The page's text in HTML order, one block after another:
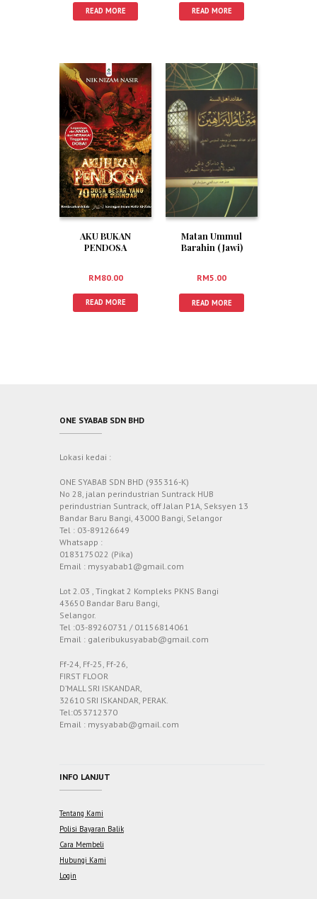
READ MORE READ MORE
AKU BUKAN
PENDOSA
RM80.00
READ MORE
Matan Ummul
Barahin (Jawi)
RM5.00
READ MORE
ONE SYABAB SDN BHD
Lokasi kedai :
ONE SYABAB SDN BHD (935316-K)
No 28, jalan perindustrian Suntrack HUB
perindustrian Suntrack, off Jalan P1A, Seksyen 13
Bandar Baru Bangi, 43000 Bangi, Selangor
Tel : 03-89126649
Whatsapp :
0183175022 (Pika)
Email : mysyabab1@gmail.com
Lot 2.03 , Tingkat 2 Kompleks PKNS Bangi
43650 Bandar Baru Bangi,
Selangor.
Tel :03-89260731 / 01156814061
Email : galeribukusyabab@gmail.com
Ff-24, Ff-25, Ff-26,
FIRST FLOOR
D’MALL SRI ISKANDAR,
32610 SRI ISKANDAR, PERAK.
Tel:053712370
Email : mysyabab@gmail.com
INFO LANJUT
Tentang Kami
Polisi Bayaran Balik
Cara Membeli
Hubungi Kami
Login